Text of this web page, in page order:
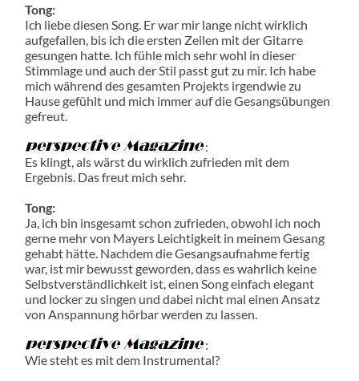
Tong:
Ich liebe diesen Song. Er war mir lange nicht wirklich
aufgefallen, bis ich die ersten Zeilen mit der Gitarre
gesungen hatte. Ich fühle mich sehr wohl in dieser
Stimmlage und auch der Stil passt gut zu mir. Ich habe
mich während des gesamten Projekts irgendwie zu
Hause gefühlt und mich immer auf die Gesangsübungen
gefreut.
:
Es klingt, als wärst du wirklich zufrieden mit dem
Ergebnis. Das freut mich sehr.
Tong:
Ja, ich bin insgesamt schon zufrieden, obwohl ich noch
gerne mehr von Mayers Leichtigkeit in meinem Gesang
gehabt hätte. Nachdem die Gesangsaufnahme fertig
war, ist mir bewusst geworden, dass es wahrlich keine
Selbstverständlichkeit ist, einen Song einfach elegant
und locker zu singen und dabei nicht mal einen Ansatz
von Anspannung hörbar werden zu lassen.
:
Wie steht es mit dem Instrumental?